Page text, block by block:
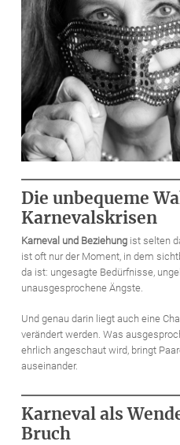
Die unbequeme
Karnevalskrisen
Karneval und Beziehungist selten
ist oft nur der Moment, in dem
da ist: ungesagte Bedürfnisse,
unausgesprochene Ängste.
Und genau darin liegt auch eine
verändert werden. Was
ehrlich angeschaut wird, bringt
auseinander.
Karneval als
Bruch